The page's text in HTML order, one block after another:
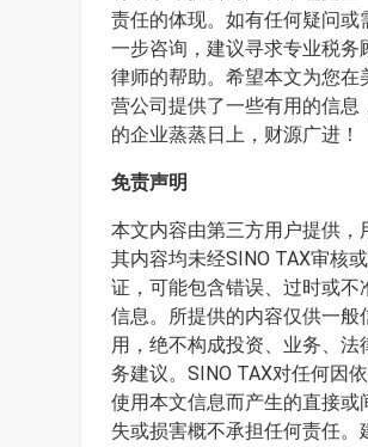
责任的体现。如有任何疑问或
一步咨询，建议寻求专业税务
律师的帮助。希望本文为您在
营公司提供了一些有用的信息
的企业蒸蒸日上，财源广进！
免责声明
本文内容由第三方用户提供，
其内容均未经SINO TAX审核
证，可能包含错误、过时或不
信息。所提供的内容仅供一般
用，绝不构成投资、业务、法
务建议。SINO TAX对任何因
使用本文信息而产生的直接或
失或损害概不承担任何责任。